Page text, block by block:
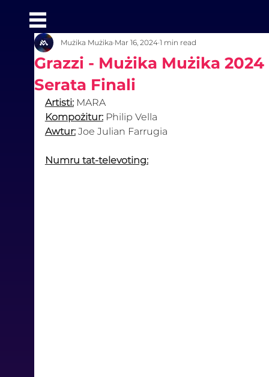
Grazzi - Mużika Mużika 2024
Serata Finali
Mużika Mużika Mar 16, 2024 1 min read
Artisti: MARA
Kompożitur: Philip Vella
Awtur: Joe Julian Farrugia
Numru tat-televoting: